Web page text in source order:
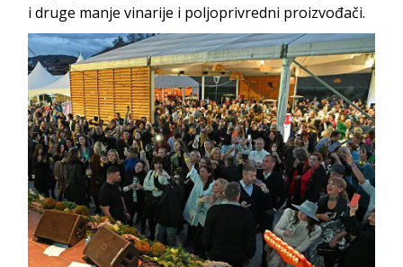
i druge manje vinarije i poljoprivredni proizvođači.